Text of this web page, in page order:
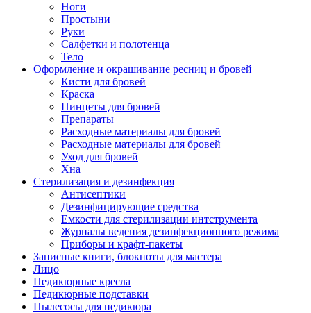
Ноги
Простыни
Руки
Салфетки и полотенца
Тело
Оформление и окрашивание ресниц и бровей
Кисти для бровей
Краска
Пинцеты для бровей
Препараты
Расходные материалы для бровей
Расходные материалы для бровей
Уход для бровей
Хна
Стерилизация и дезинфекция
Антисептики
Дезинфицирующие средства
Емкости для стерилизации интструмента
Журналы ведения дезинфекционного режима
Приборы и крафт-пакеты
Записные книги, блокноты для мастера
Лицо
Педикюрные кресла
Педикюрные подставки
Пылесосы для педикюра